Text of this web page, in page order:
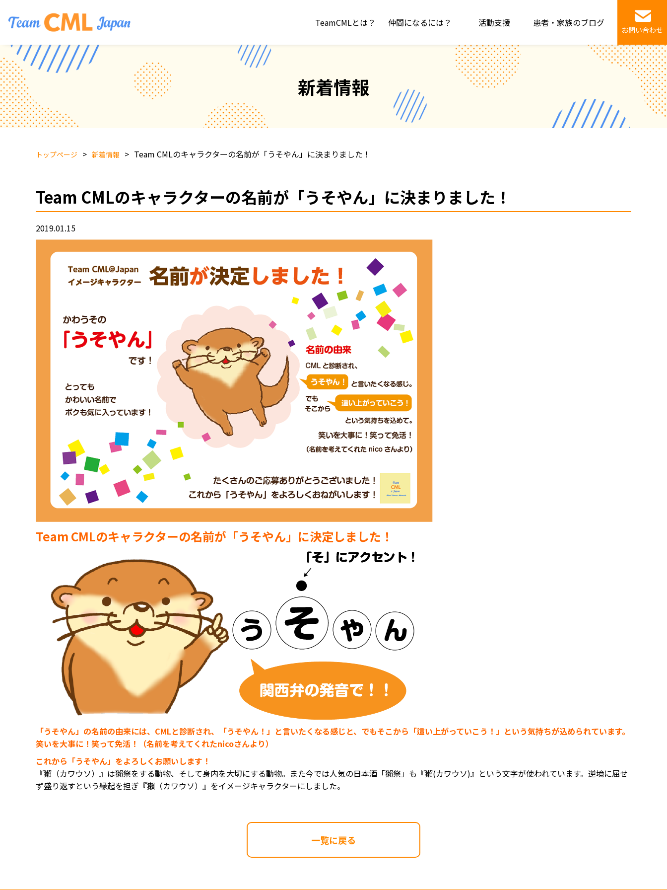
TeamCMLとは？ 仲間になるには？ 活動支援 患者・家族のブログ
お問い合わせ
新着情報
トップページ 新着情報 Team CMLのキャラクターの名前が「うそやん」に決まりました！
Team CMLのキャラクターの名前が「うそやん」に決まりました！
2019.01.15
Team CMLのキャラクターの名前が「うそやん」に決定しました！
「うそやん」の名前の由来には、CMLと診断され、「うそやん！」と言いたくなる感じと、でもそこから「這い上がっていこう！」という気持ちが込められています。
笑いを大事に！笑って免活！
（名前を考えてくれたnicoさんより）
これから「うそやん」をよろしくお願いします！
『獺（カワウソ）』は獺祭をする動物、そして身内を大切にする動物。また今では人気の日本酒「獺祭」も『獺(カワウソ)』という文字が使われています。逆境に屈せ
ず盛り返すという縁起を担ぎ『獺（カワウソ）』をイメージキャラクターにしました。
一覧に戻る